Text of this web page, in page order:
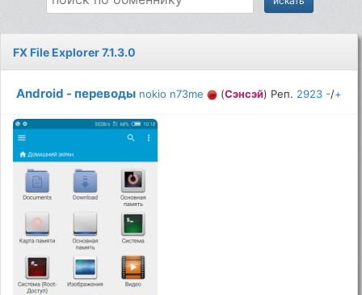
FX File Explorer 7.1.3.0
Android - переводы nokio n73me (Сэнсэй) Реп. 2923 -/+